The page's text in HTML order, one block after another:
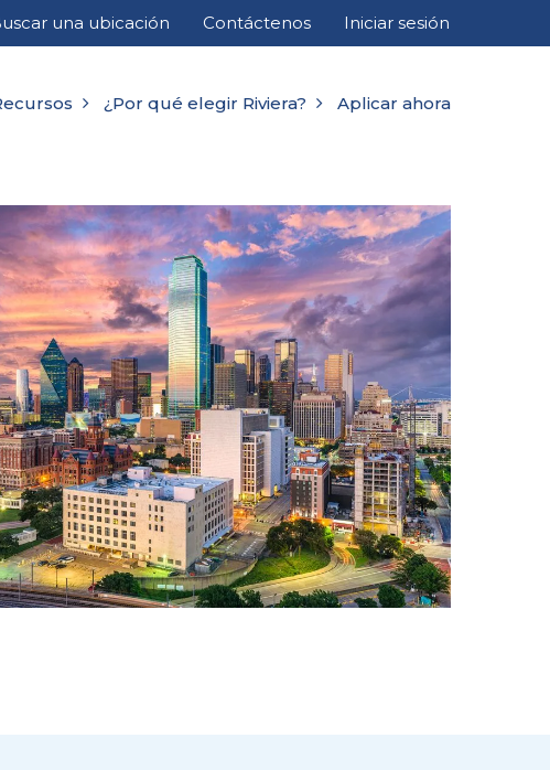
una ubicación Contáctenos Iniciar sesión
¿Por qué elegir Riviera? Aplicar ahora